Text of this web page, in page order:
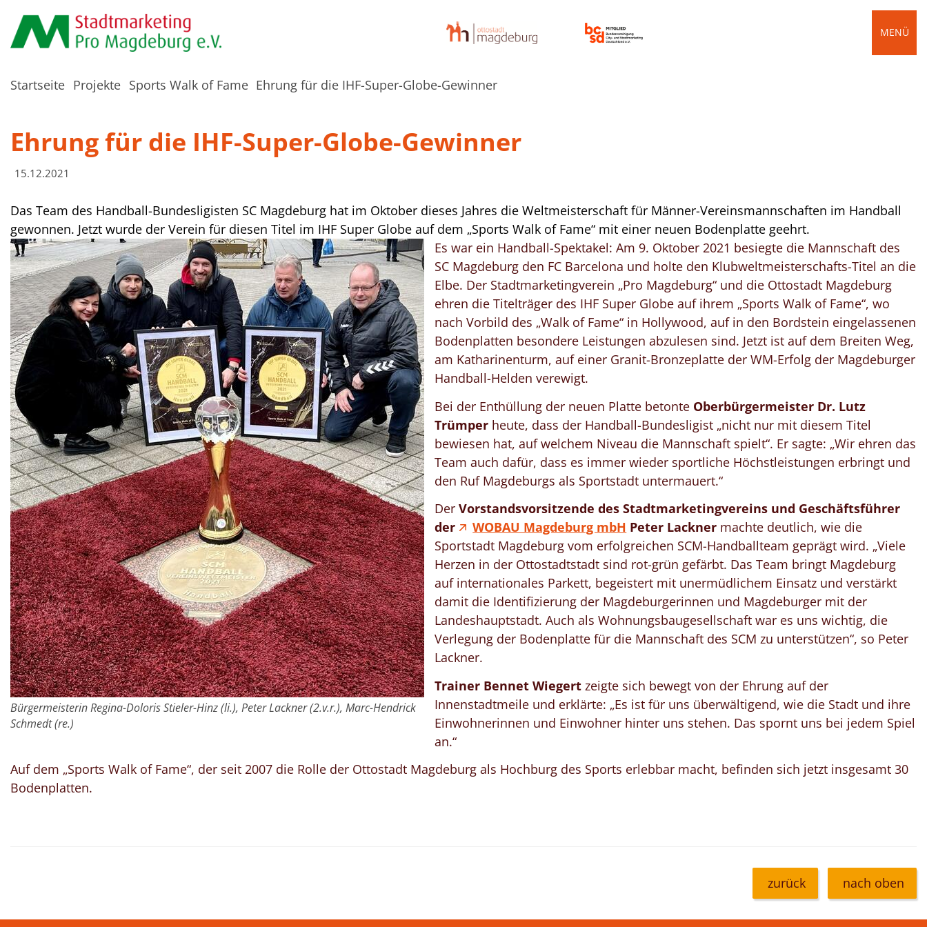
MENÜ
Startseite Projekte Sports Walk of Fame Ehrung für die IHF-Super-Globe-Gewinner
Ehrung für die IHF-Super-Globe-Gewinner
15.12.2021
Das Team des Handball-Bundesligisten SC Magdeburg hat im Oktober dieses Jahres die Weltmeisterschaft für Männer-Vereinsmannschaften im Handball
gewonnen. Jetzt wurde der Verein für diesen Titel im IHF Super Globe auf dem „Sports Walk of Fame“ mit einer neuen Bodenplatte geehrt.
Bürgermeisterin Regina-Doloris Stieler-Hinz (li.), Peter Lackner (2.v.r.), Marc-Hendrick
Schmedt (re.)
Es war ein Handball-Spektakel: Am 9. Oktober 2021 besiegte die Mannschaft des
SC Magdeburg den FC Barcelona und holte den Klubweltmeisterschafts-Titel an die
Elbe. Der Stadtmarketingverein „Pro Magdeburg“ und die Ottostadt Magdeburg
ehren die Titelträger des IHF Super Globe auf ihrem „Sports Walk of Fame“, wo
nach Vorbild des „Walk of Fame“ in Hollywood, auf in den Bordstein eingelassenen
Bodenplatten besondere Leistungen abzulesen sind. Jetzt ist auf dem Breiten Weg,
am Katharinenturm, auf einer Granit-Bronzeplatte der WM-Erfolg der Magdeburger
Handball-Helden verewigt.
Bei der Enthüllung der neuen Platte betonte Oberbürgermeister Dr. Lutz
Trümper heute, dass der Handball-Bundesligist „nicht nur mit diesem Titel
bewiesen hat, auf welchem Niveau die Mannschaft spielt“. Er sagte: „Wir ehren das
Team auch dafür, dass es immer wieder sportliche Höchstleistungen erbringt und
den Ruf Magdeburgs als Sportstadt untermauert.“
Der Vorstandsvorsitzende des Stadtmarketingvereins und Geschäftsführer
der
WOBAU Magdeburg mbH Peter Lackner machte deutlich, wie die
Sportstadt Magdeburg vom erfolgreichen SCM-Handballteam geprägt wird. „Viele
Herzen in der Ottostadtstadt sind rot-grün gefärbt. Das Team bringt Magdeburg
auf internationales Parkett, begeistert mit unermüdlichem Einsatz und verstärkt
damit die Identifizierung der Magdeburgerinnen und Magdeburger mit der
Landeshauptstadt. Auch als Wohnungsbaugesellschaft war es uns wichtig, die
Verlegung der Bodenplatte für die Mannschaft des SCM zu unterstützen“, so Peter
Lackner.
Trainer Bennet Wiegert zeigte sich bewegt von der Ehrung auf der
Innenstadtmeile und erklärte: „Es ist für uns überwältigend, wie die Stadt und ihre
Einwohnerinnen und Einwohner hinter uns stehen. Das spornt uns bei jedem Spiel
an.“
Auf dem „Sports Walk of Fame“, der seit 2007 die Rolle der Ottostadt Magdeburg als Hochburg des Sports erlebbar macht, befinden sich jetzt insgesamt 30
Bodenplatten.
zurück nach oben